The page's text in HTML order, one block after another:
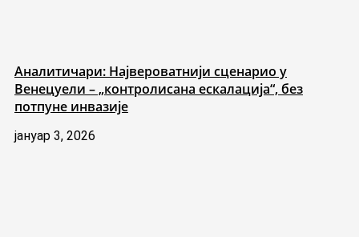
Аналитичари: Највероватнији сценарио у
Венецуели – „контролисана ескалација“, без
потпуне инвазије
јануар 3, 2026